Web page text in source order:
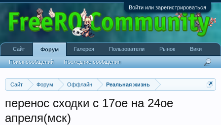
Войти или зарегистрироваться
Сайт Форум Оффлайн Реальная жизнь
перенос сходки с 17ое на 24ое
апреля(мск)
Сайт Форум
Поиск сообщений Последние сообщения
Галерея Пользователи Рынок Вики